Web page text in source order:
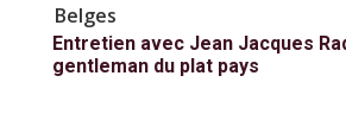
Belges
Entretien avec Jean Jacques
gentleman du plat pays